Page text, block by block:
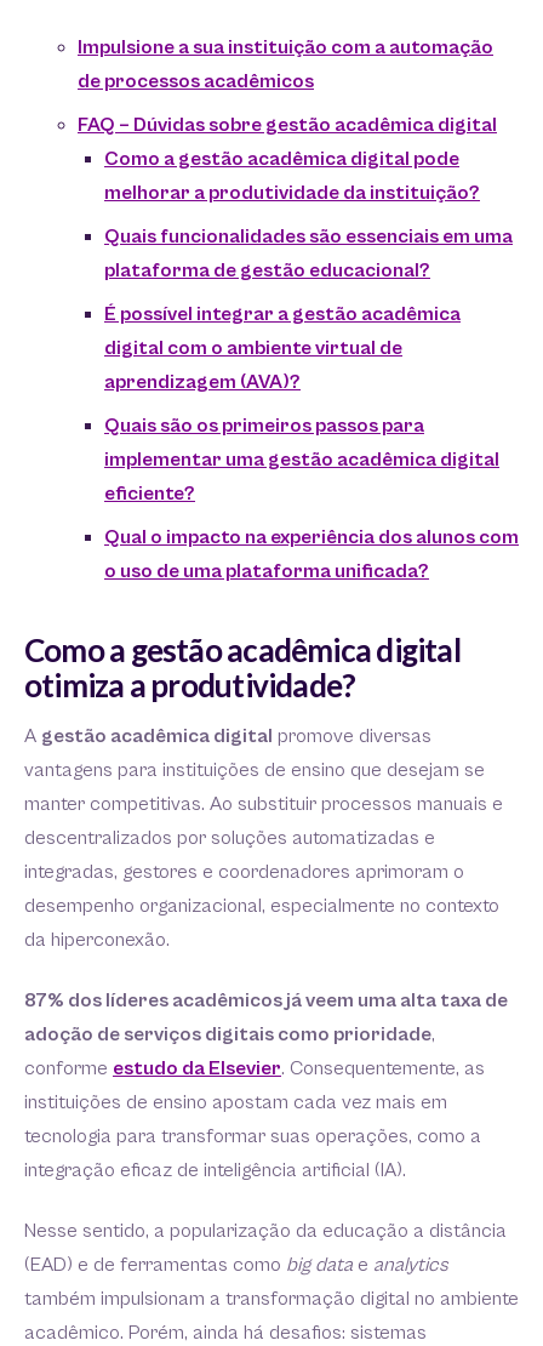
Impulsione a sua instituição com a automação
de processos acadêmicos
FAQ – Dúvidas sobre gestão acadêmica digital
Como a gestão acadêmica digital pode
melhorar a produtividade da instituição?
Quais funcionalidades são essenciais em uma
plataforma de gestão educacional?
É possível integrar a gestão acadêmica
digital com o ambiente virtual de
aprendizagem (AVA)?
Quais são os primeiros passos para
implementar uma gestão acadêmica digital
eficiente?
Qual o impacto na experiência dos alunos com
o uso de uma plataforma unificada?
Como a gestão acadêmica digital
otimiza a produtividade?
A gestão acadêmica digital promove diversas
vantagens para instituições de ensino que desejam se
manter competitivas. Ao substituir processos manuais e
descentralizados por soluções automatizadas e
integradas, gestores e coordenadores aprimoram o
desempenho organizacional, especialmente no contexto
da hiperconexão.
87% dos líderes acadêmicos já veem uma alta taxa de
adoção de serviços digitais como prioridade,
conforme estudo da Elsevier. Consequentemente, as
instituições de ensino apostam cada vez mais em
tecnologia para transformar suas operações, como a
integração eficaz de inteligência artificial (IA).
Nesse sentido, a popularização da educação a distância
(EAD) e de ferramentas como big data e analytics
também impulsionam a transformação digital no ambiente
acadêmico. Porém, ainda há desafios: sistemas